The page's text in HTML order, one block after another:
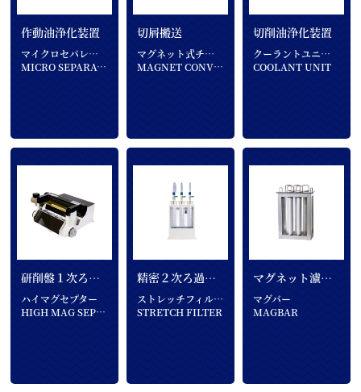
作動油浄化装置
マイクロセパレータ
MICRO SEPARATOR
切屑搬送
マグネット式チップコンベア
MAGNET CONVEYOR
切削油浄化装置
クーラントユニット
COOLANT UNIT
研削盤１次ろ過装置
ハイマグセプター
HIGH MAG SEPTER
精密２次ろ過フィルター
ストレッチフィルター
STRETCH FILTER
マグネット濾過機
マグバー
MAGBAR